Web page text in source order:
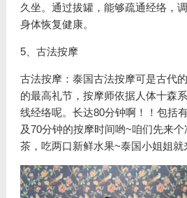
久坐。通过拔罐，能够疏通经络，
身体恢复健康。
5、古法按摩
古法按摩：泰国古法按摩可是古代
的最高礼节，按摩师依据人体十森
线经络呢。长达80分钟啊！！包括
及70分钟的按摩时间哟~咱们先来
茶，吃两口新鲜水果~泰国小姐姐就